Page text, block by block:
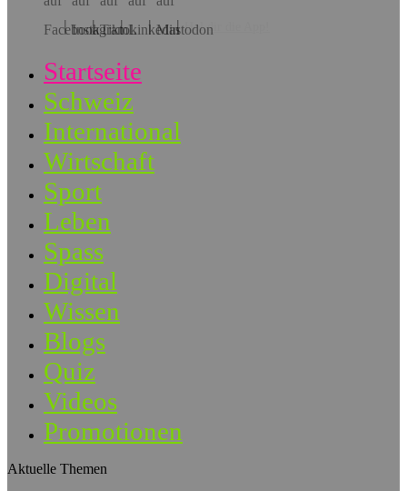
Hol dir die App!
Startseite
Schweiz
International
Wirtschaft
Sport
Leben
Spass
Digital
Wissen
Blogs
Quiz
Videos
Promotionen
Aktuelle Themen